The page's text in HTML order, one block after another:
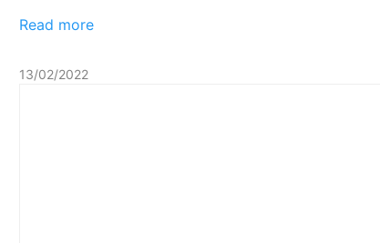
Read more
13/02/2022